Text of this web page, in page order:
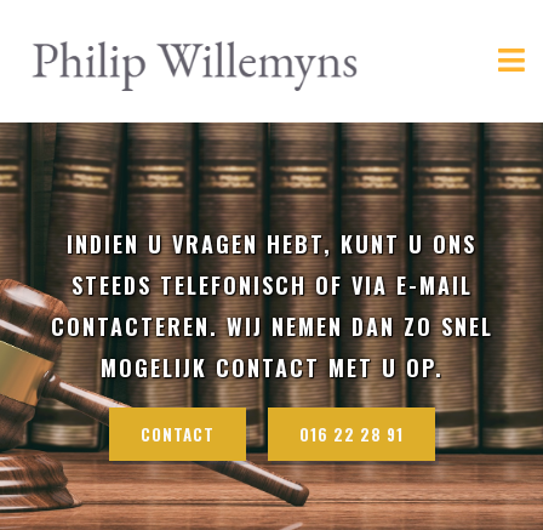
INDIEN U VRAGEN HEBT, KUNT U ONS
STEEDS TELEFONISCH OF VIA E-MAIL
CONTACTEREN. WIJ NEMEN DAN ZO SNEL
MOGELIJK CONTACT MET U OP.
CONTACT 016 22 28 91